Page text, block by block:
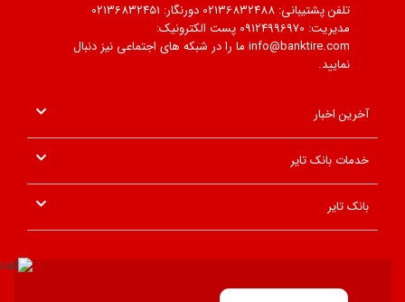
تلفن پشتیبانی: 02136832488 دورنگار: 02136832451
مدیریت: 09124996970 پست الکترونیک:
info@banktire.com ما را در شبکه های اجتماعی نیز دنبال
نمایید.
آخرین اخبار
خدمات بانک تایر
بانک تایر